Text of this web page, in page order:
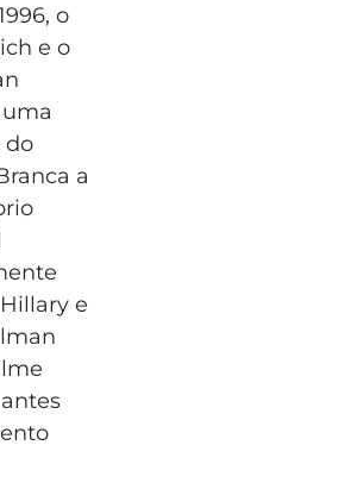
o
e o
do
a
e